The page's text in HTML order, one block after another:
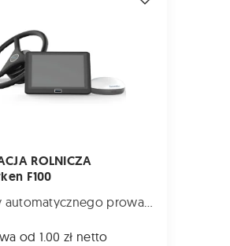
ROLNICZA
F100
Systemy automatycznego prowadzenia maszyn GPS
od 1.00 zł netto